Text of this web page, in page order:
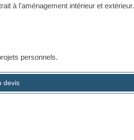
à l'aménagement intérieur et extérieur.
personnels.
devis